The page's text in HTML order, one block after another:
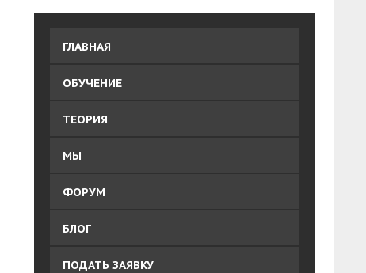
ГЛАВНАЯ
ОБУЧЕНИЕ
ТЕОРИЯ
МЫ
ФОРУМ
БЛОГ
ПОДАТЬ ЗАЯВКУ